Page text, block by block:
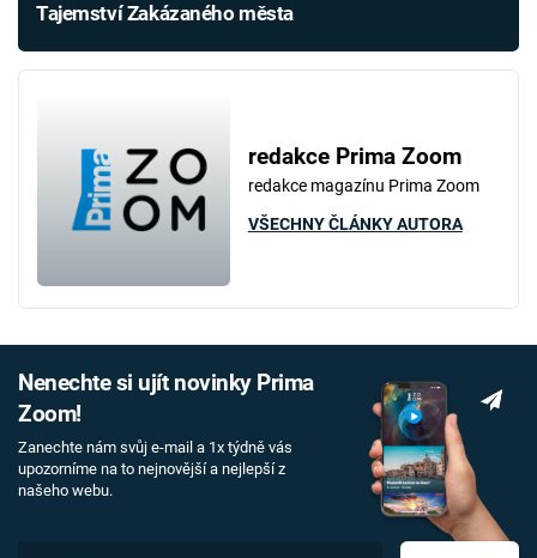
Tajemství Zakázaného města
redakce Prima Zoom
redakce magazínu Prima Zoom
VŠECHNY ČLÁNKY AUTORA
Nenechte si ujít novinky Prima
Zoom!
Zanechte nám svůj e-mail a 1x týdně vás
upozorníme na to nejnovější a nejlepší z
našeho webu.